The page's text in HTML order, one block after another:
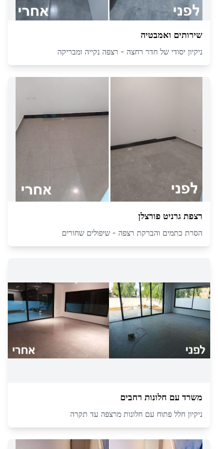
שירותים ואמבטיה
ניקיון יסודי של חדר רחצה - רצפה נקייה ומבריקה
רצפת גרניט פורצלן
הסרת כתמים והברקת רצפה - שיפולים שחורים
משרד עם חלונות רחבים
ניקיון חלל פתוח עם חלונות מרצפה עד תקרה